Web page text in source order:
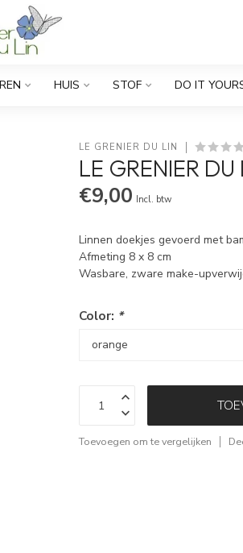
HUIS STOF DO IT
LE GRENIER DU LIN
LE GRENIER
€9,00 Incl. btw
Linnen doekjes gevoerd met
Afmeting 8 x 8 cm
Wasbare, zware make-
Color: *
Toevoegen om te vergelijken